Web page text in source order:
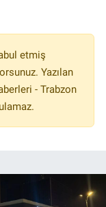
etmiş
Yazılan
- Trabzon